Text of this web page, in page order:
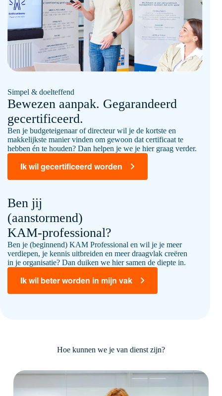
Simpel & doelteffend
Bewezen aanpak. Gegarandeerd
gecertificeerd.
Ben je budgeteigenaar of directeur wil je de kortste en
makkelijkste manier vinden om gewoon dat certificaat te
hebben én te houden? Dan helpen je we je hier graag verder.
Ik wil gecertificeerd worden
Ben jij
(aanstormend)
KAM-professional?
Ben je (beginnend) KAM Professional en wil je je meer
verdiepen, je kennis uitbreiden en meer draagvlak creëren
in je organisatie? Dan duiken we hier samen de diepte in.
Ik wil beter worden in mijn vak
Hoe kunnen we je van dienst zijn?